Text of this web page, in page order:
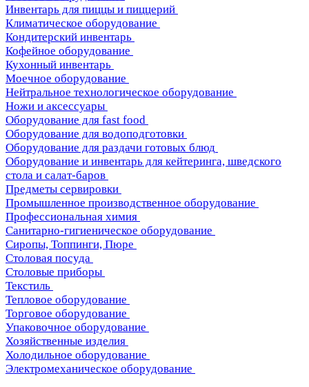
Инвентарь для пиццы и пиццерий
Климатическое оборудование
Кондитерский инвентарь
Кофейное оборудование
Кухонный инвентарь
Моечное оборудование
Нейтральное технологическое оборудование
Ножи и аксессуары
Оборудование для fast food
Оборудование для водоподготовки
Оборудование для раздачи готовых блюд
Оборудование и инвентарь для кейтеринга, шведского
стола и салат-баров
Предметы сервировки
Промышленное производственное оборудование
Профессиональная химия
Санитарно-гигиеническое оборудование
Сиропы, Топпинги, Пюре
Столовая посуда
Столовые приборы
Текстиль
Тепловое оборудование
Торговое оборудование
Упаковочное оборудование
Хозяйственные изделия
Холодильное оборудование
Электромеханическое оборудование